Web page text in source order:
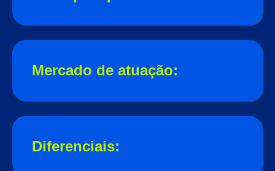
Mercado de atuação:
Diferenciais: